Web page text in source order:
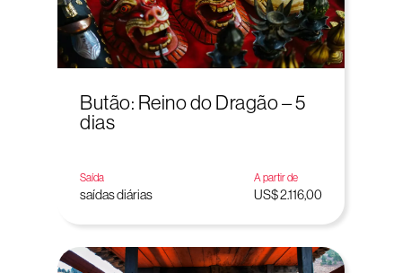
Butão: Reino do Dragão – 5
dias
Saída
saídas diárias
A partir de
US$ 2.116,00